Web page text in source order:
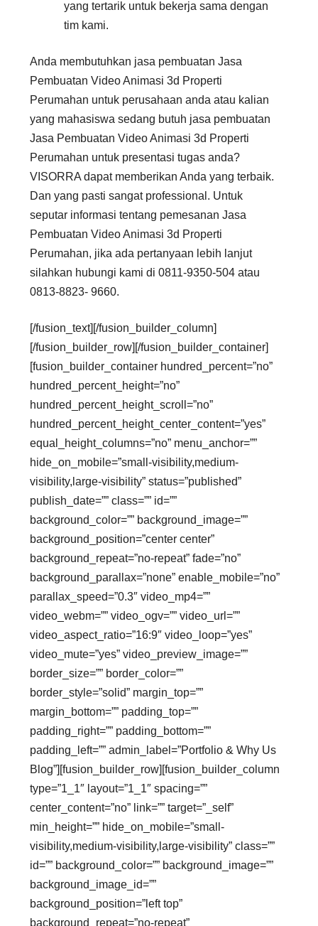
yang tertarik untuk bekerja sama dengan
tim kami.
Anda membutuhkan jasa pembuatan Jasa
Pembuatan Video Animasi 3d Properti
Perumahan untuk perusahaan anda atau kalian
yang mahasiswa sedang butuh jasa pembuatan
Jasa Pembuatan Video Animasi 3d Properti
Perumahan untuk presentasi tugas anda?
VISORRA dapat memberikan Anda yang terbaik.
Dan yang pasti sangat professional. Untuk
seputar informasi tentang pemesanan Jasa
Pembuatan Video Animasi 3d Properti
Perumahan, jika ada pertanyaan lebih lanjut
silahkan hubungi kami di 0811-9350-504 atau
0813-8823- 9660.
[/fusion_text][/fusion_builder_column]
[/fusion_builder_row][/fusion_builder_container]
[fusion_builder_container hundred_percent=”no”
hundred_percent_height=”no”
hundred_percent_height_scroll=”no”
hundred_percent_height_center_content=”yes”
equal_height_columns=”no” menu_anchor=””
hide_on_mobile=”small-visibility,medium-
visibility,large-visibility” status=”published”
publish_date=”” class=”” id=””
background_color=”” background_image=””
background_position=”center center”
background_repeat=”no-repeat” fade=”no”
background_parallax=”none” enable_mobile=”no”
parallax_speed=”0.3″ video_mp4=””
video_webm=”” video_ogv=”” video_url=””
video_aspect_ratio=”16:9″ video_loop=”yes”
video_mute=”yes” video_preview_image=””
border_size=”” border_color=””
border_style=”solid” margin_top=””
margin_bottom=”” padding_top=””
padding_right=”” padding_bottom=””
padding_left=”” admin_label=”Portfolio & Why Us
Blog”][fusion_builder_row][fusion_builder_column
type=”1_1″ layout=”1_1″ spacing=””
center_content=”no” link=”” target=”_self”
min_height=”” hide_on_mobile=”small-
visibility,medium-visibility,large-visibility” class=””
id=”” background_color=”” background_image=””
background_image_id=””
background_position=”left top”
background_repeat=”no-repeat”